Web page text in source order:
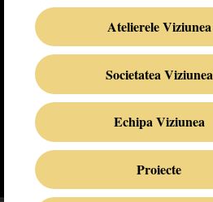
Atelierele Viziunea
Societatea Viziunea
Echipa Viziunea
Proiecte